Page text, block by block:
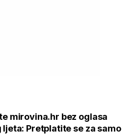
mirovina.hr bez oglasa
ljeta: Pretplatite se za samo